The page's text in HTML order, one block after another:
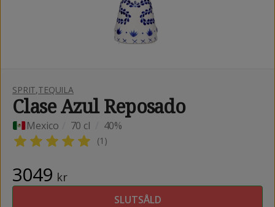
SPRIT,TEQUILA
Clase Azul Reposado
Mexico 70 cl 40%
(1 )
3049 kr
SLUTSÅLD